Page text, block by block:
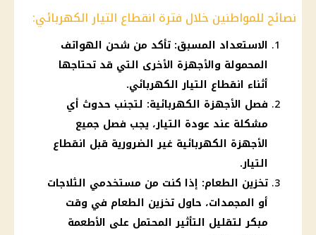
نصائح للمواطنين خلال فترة انقطاع التيار الكهربائي:
الاستعداد المسبق: تأكد من شحن الهواتف
المحمولة والأجهزة الأخرى التي قد تحتاجها
أثناء انقطاع التيار الكهربائي.
فصل الأجهزة الكهربائية: لتجنب حدوث أي
مشكلة عند عودة التيار، يجب فصل جميع
الأجهزة الكهربائية غير الضرورية قبل انقطاع
التيار.
تخزين الطعام: إذا كنت من مستخدمي الثلاجات
أو المجمدات، حاول تخزين الطعام في وقت
مبكر لتقليل التأثير المحتمل على الأطعمة